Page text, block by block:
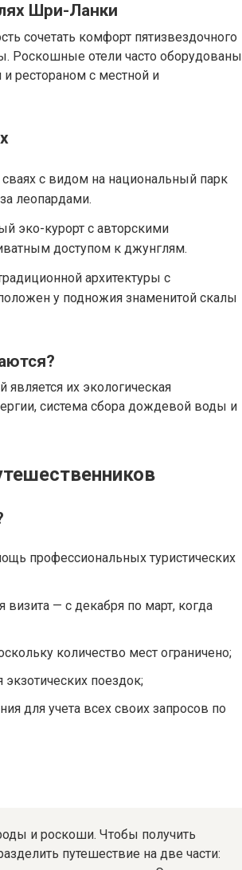
Шри-Ланки
сочетать комфорт пятизвездочного
Роскошные отели часто оборудованы
рестораном с местной и
с видом на национальный парк
леопардами.
эко-курорт с авторскими
доступом к джунглям.
архитектуры с
у подножия знаменитой скалы
их экологическая
система сбора дождевой воды и
профессиональных туристических
— с декабря по март, когда
количество мест ограничено;
поездок;
для учета всех своих запросов по
и роскоши. Чтобы получить
путешествие на две части: